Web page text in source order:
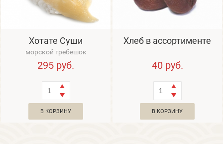
Хотате Суши
морской гребешок
295 руб.
В КОРЗИНУ
Хлеб в ассортименте
40 руб.
В КОРЗИНУ